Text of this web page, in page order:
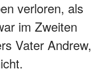
verloren, als
im Zweiten
Vater Andrew,